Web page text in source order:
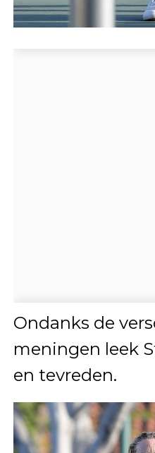
Ondanks de
meningen leek
en tevreden.